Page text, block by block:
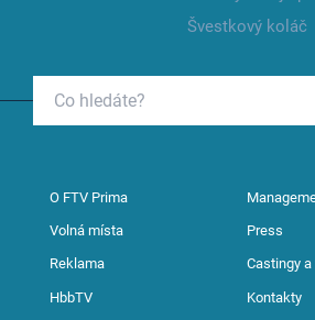
Švestkový koláč
O FTV Prima
Volná místa Press
Reklama Castingy a
HbbTV Kontakty